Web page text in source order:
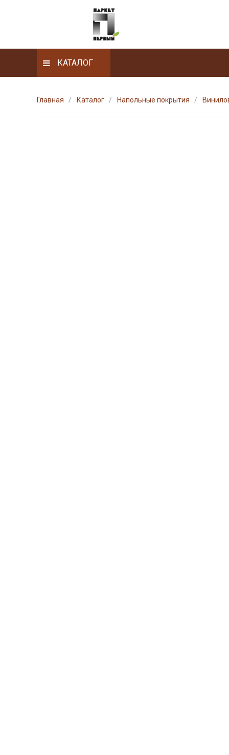
КАТАЛОГ
Главная Каталог Напольные покрытия